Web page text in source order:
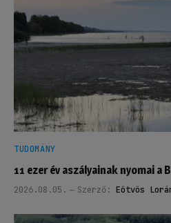
TUDOMÁNY
11 ezer év aszályainak nyomai a
2026.08.05. Szerző: Eötvös